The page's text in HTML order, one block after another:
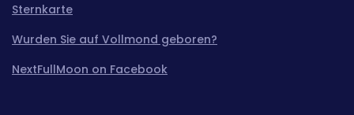
Sternkarte
Wurden Sie auf Vollmond geboren?
NextFullMoon on Facebook